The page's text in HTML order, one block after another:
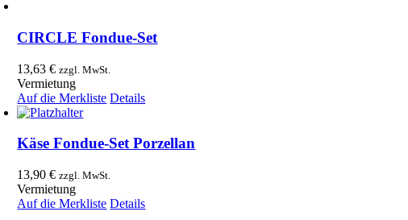
CIRCLE Fondue-Set
13,63€ zzgl. MwSt.
Vermietung
Auf die Merkliste Details
Käse Fondue-Set Porzellan
13,90€ zzgl. MwSt.
Vermietung
Auf die Merkliste Details